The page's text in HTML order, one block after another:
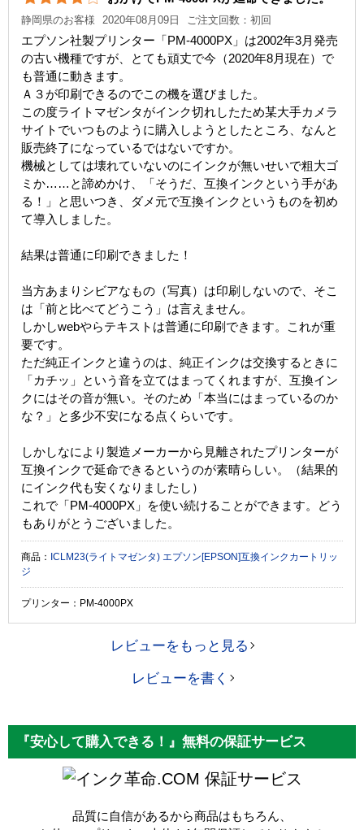
静岡県のお客様 2020年08月09日 ご注文回数：初回
エプソン社製プリンター「PM-4000PX」は2002年3月発売
の古い機種ですが、とても頑丈で今（2020年8月現在）で
も普通に動きます。
Ａ３が印刷できるのでこの機を選びました。
この度ライトマゼンタがインク切れしたため某大手カメラ
サイトでいつものように購入しようとしたところ、なんと
販売終了になっているではないですか。
機械としては壊れていないのにインクが無いせいで粗大ゴ
ミか……と諦めかけ、「そうだ、互換インクという手があ
る！」と思いつき、ダメ元で互換インクというものを初め
て導入しました。
結果は普通に印刷できました！
当方あまりシビアなもの（写真）は印刷しないので、そこ
は「前と比べてどうこう」は言えません。
しかしwebやらテキストは普通に印刷できます。これが重
要です。
ただ純正インクと違うのは、純正インクは交換するときに
「カチッ」という音を立てはまってくれますが、互換イン
クにはその音が無い。そのため「本当にはまっているのか
な？」と多少不安になる点くらいです。
しかしなにより製造メーカーから見離されたプリンターが
互換インクで延命できるというのが素晴らしい。（結果的
にインク代も安くなりましたし）
これで「PM-4000PX」を使い続けることができます。どう
もありがとうございました。
商品： ICLM23(ライトマゼンタ) エプソン[EPSON]互換インクカートリッ
ジ
プリンター：PM-4000PX
レビューをもっと見る
レビューを書く
『安心して購入できる！』無料の保証サービス
保証サービス
品質に自信があるから商品はもちろん、